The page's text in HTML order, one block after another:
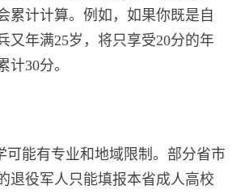
累计计算。例如，如果你既是自
又年满25岁，将只享受20分的年
计30分。
能有专业和地域限制。部分省市
退役军人只能填报本省成人高校